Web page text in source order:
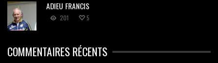
ADIEU FRANCIS
201 5
COMMENTAIRES RÉCENTS